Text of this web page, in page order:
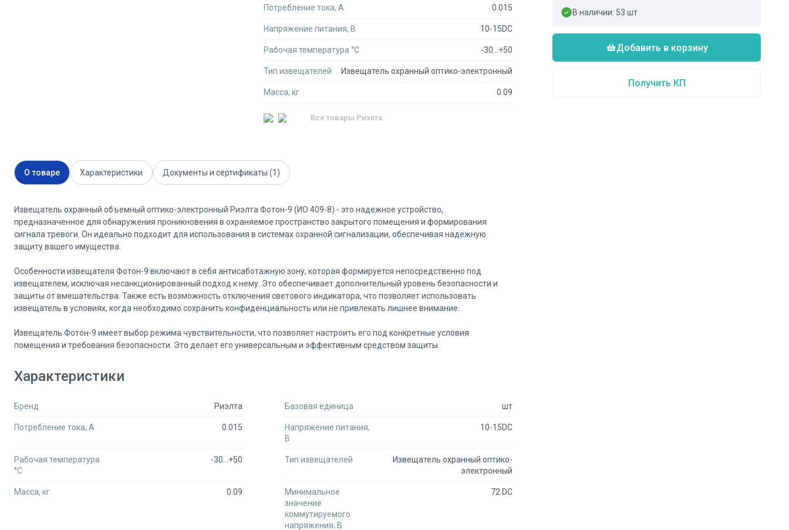
Потребление тока, А 0.015
Напряжение питания, В 10-15DC
Рабочая температура °C -30...+50
Тип извещателей Извещатель охранный оптико-электронный
Масса, кг 0.09
Все товары Риэлта
О товаре Характеристики Документы и сертификаты (1)
Извещатель охранный объемный оптико-электронный Риэлта Фотон-9 (ИО 409-8) - это надежное устройство,
предназначенное для обнаружения проникновения в охраняемое пространство закрытого помещения и формирования
сигнала тревоги. Он идеально подходит для использования в системах охранной сигнализации, обеспечивая надежную
защиту вашего имущества.
Особенности извещателя Фотон-9 включают в себя антисаботажную зону, которая формируется непосредственно под
извещателем, исключая несанкционированный подход к нему. Это обеспечивает дополнительный уровень безопасности и
защиты от вмешательства. Также есть возможность отключения светового индикатора, что позволяет использовать
извещатель в условиях, когда необходимо сохранить конфиденциальность или не привлекать лишнее внимание.
Извещатель Фотон-9 имеет выбор режима чувствительности, что позволяет настроить его под конкретные условия
помещения и требования безопасности. Это делает его универсальным и эффективным средством защиты.
Характеристики товара:
- Тип извещателей: Извещатель охранный оптико-электронный
- Рабочая температура: -30...+50°C
- Напряжение питания: 10-15DC В
- Тип контактов: НЗ
- Потребление тока: 0.015 А
Характеристики
Бренд Риэлта Базовая единица шт
Потребление тока, А 0.015
Напряжение питания,
В
10-15DC
Рабочая температура
°C
-30...+50 Тип извещателей
Извещатель охранный оптико-
электронный
Масса, кг 0.09
Минимальное
значение
коммутируемого
напряжения, В
72 DC
В наличии: 53 шт
Добавить в корзину
Получить КП